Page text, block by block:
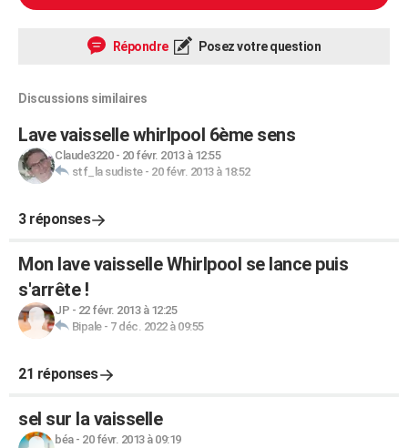
Répondre Posez votre question
Discussions similaires
Lave vaisselle whirlpool 6ème sens
Claude3220- 20 févr. 2013 à 12:55
stf_la sudiste- 20 févr. 2013 à 18:52
3 réponses
Mon lave vaisselle Whirlpool se lance puis
s'arrête !
JP - 22 févr. 2013 à 12:25
Bipale- 7 déc. 2022 à 09:55
21 réponses
sel sur la vaisselle
béa- 20 févr. 2013 à 09:19